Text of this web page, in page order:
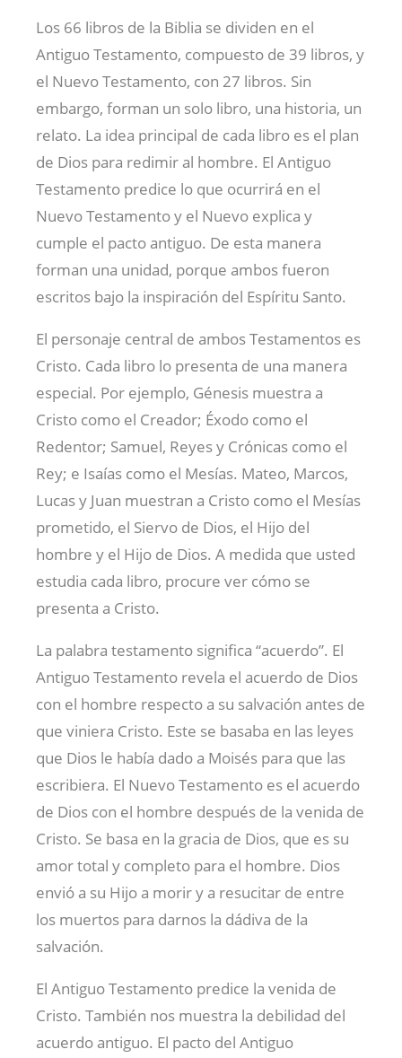
Los 66 libros de la Biblia se dividen en el
Antiguo Testamento, compuesto de 39 libros, y
el Nuevo Testamento, con 27 libros. Sin
embargo, forman un solo libro, una historia, un
relato. La idea principal de cada libro es el plan
de Dios para redimir al hombre. El Antiguo
Testamento predice lo que ocurrirá en el
Nuevo Testamento y el Nuevo explica y
cumple el pacto antiguo. De esta manera
forman una unidad, porque ambos fueron
escritos bajo la inspiración del Espíritu Santo.
El personaje central de ambos Testamentos es
Cristo. Cada libro lo presenta de una manera
especial. Por ejemplo, Génesis muestra a
Cristo como el Creador; Éxodo como el
Redentor; Samuel, Reyes y Crónicas como el
Rey; e Isaías como el Mesías. Mateo, Marcos,
Lucas y Juan muestran a Cristo como el Mesías
prometido, el Siervo de Dios, el Hijo del
hombre y el Hijo de Dios. A medida que usted
estudia cada libro, procure ver cómo se
presenta a Cristo.
La palabra testamento significa “acuerdo”. El
Antiguo Testamento revela el acuerdo de Dios
con el hombre respecto a su salvación antes de
que viniera Cristo. Este se basaba en las leyes
que Dios le había dado a Moisés para que las
escribiera. El Nuevo Testamento es el acuerdo
de Dios con el hombre después de la venida de
Cristo. Se basa en la gracia de Dios, que es su
amor total y completo para el hombre. Dios
envió a su Hijo a morir y a resucitar de entre
los muertos para darnos la dádiva de la
salvación.
El Antiguo Testamento predice la venida de
Cristo. También nos muestra la debilidad del
acuerdo antiguo. El pacto del Antiguo